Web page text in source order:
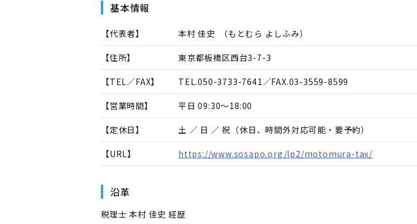
基本情報
【代表者】 本村 佳史 （もとむら よしふみ）
【住所】 東京都板橋区西台3-7-3
【TEL／FAX】 TEL.050-3733-7641／FAX.03-3559-8599
【営業時間】 平日 09:30～18:00
【定休日】 土 ／ 日 ／ 祝（休日、時間外対応可能・要予約）
【URL】 https://www.sosapo.org/lp2/motomura-tax/
沿革
税理士 本村 佳史 経歴